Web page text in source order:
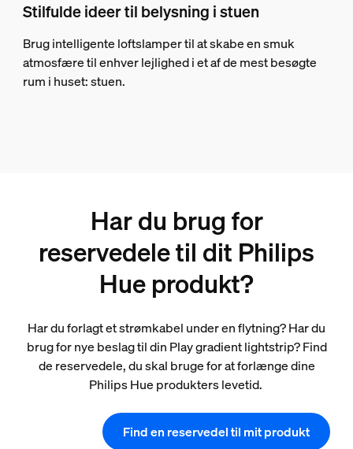
Stilfulde ideer til belysning i stuen
Brug intelligente loftslamper til at skabe en smuk
atmosfære til enhver lejlighed i et af de mest besøgte
rum i huset: stuen.
Har du brug for
reservedele til dit Philips
Hue produkt?
Har du forlagt et strømkabel under en flytning? Har du
brug for nye beslag til din Play gradient lightstrip? Find
de reservedele, du skal bruge for at forlænge dine
Philips Hue produkters levetid.
Find en reservedel til mit produkt